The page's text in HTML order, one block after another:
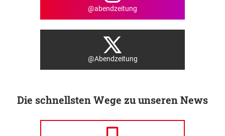
@abendzeitung
@Abendzeitung
Die schnellsten Wege zu unseren News